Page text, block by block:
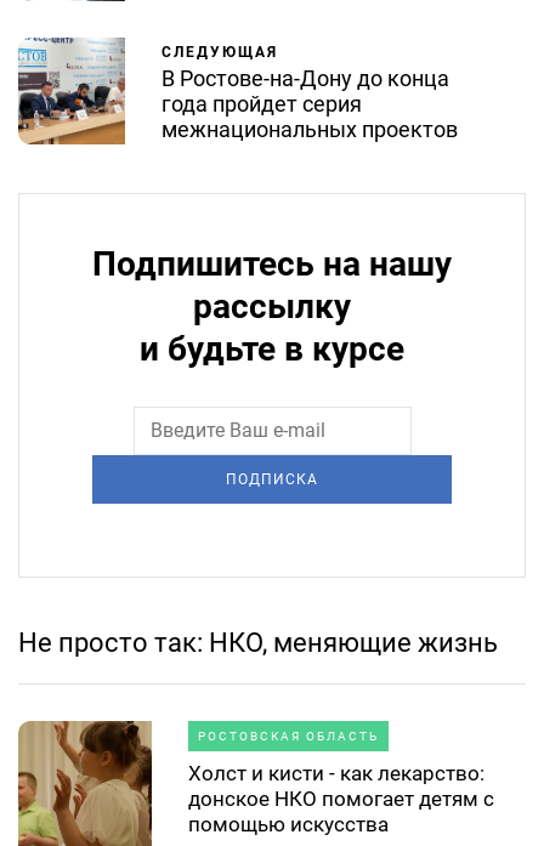
СЛЕДУЮЩАЯ
В Ростове-на-Дону до конца
года пройдет серия
межнациональных проектов
Подпишитесь на нашу
рассылку
и будьте в курсе
ПОДПИСКА
Не просто так: НКО, меняющие жизнь
РОСТОВСКАЯ ОБЛАСТЬ
Холст и кисти - как лекарство:
донское НКО помогает детям с
помощью искусства